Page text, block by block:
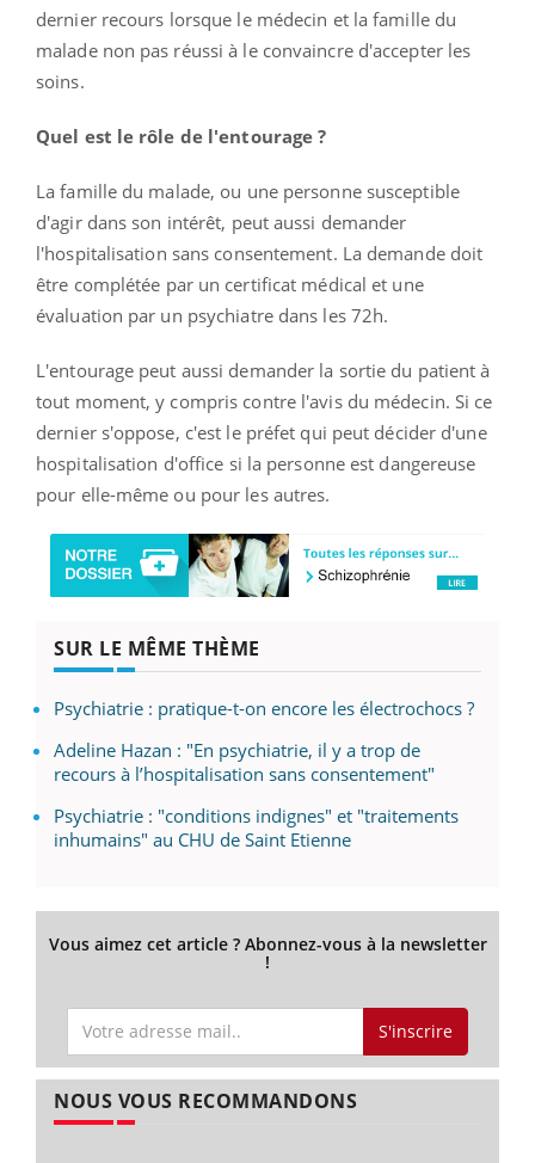
dernier recours lorsque le médecin et la famille du
malade non pas réussi à le convaincre d'accepter les
soins.
Quel est le rôle de l'entourage ?
La famille du malade, ou une personne susceptible
d'agir dans son intérêt, peut aussi demander
l'hospitalisation sans consentement. La demande doit
être complétée par un certificat médical et une
évaluation par un psychiatre dans les 72h.
L'entourage peut aussi demander la sortie du patient à
tout moment, y compris contre l'avis du médecin. Si ce
dernier s'oppose, c'est le préfet qui peut décider d'une
hospitalisation d'office si la personne est dangereuse
pour elle-même ou pour les autres.
SUR LE MÊME THÈME
Psychiatrie : pratique-t-on encore les électrochocs ?
Adeline Hazan : "En psychiatrie, il y a trop de
recours à l’hospitalisation sans consentement"
Psychiatrie : "conditions indignes" et "traitements
inhumains" au CHU de Saint Etienne
Vous aimez cet article ? Abonnez-vous à la newsletter
!
S'inscrire
NOUS VOUS RECOMMANDONS